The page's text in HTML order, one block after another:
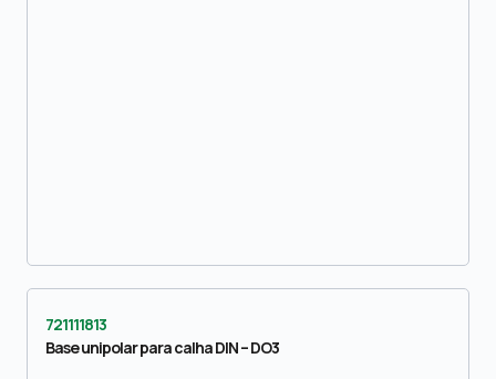
721111813
Base unipolar para calha DIN – DO3